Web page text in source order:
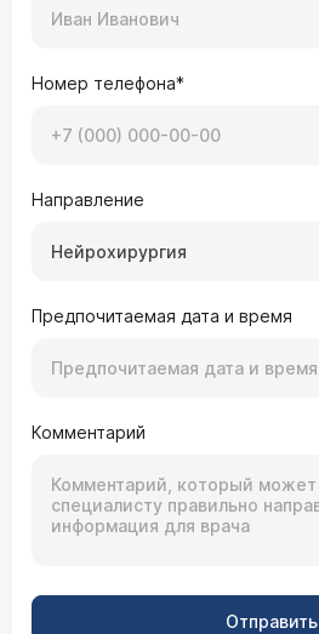
Номер телефона*
Направление
Нейрохирургия
Предпочитаемая дата и время
Комментарий
Отправить